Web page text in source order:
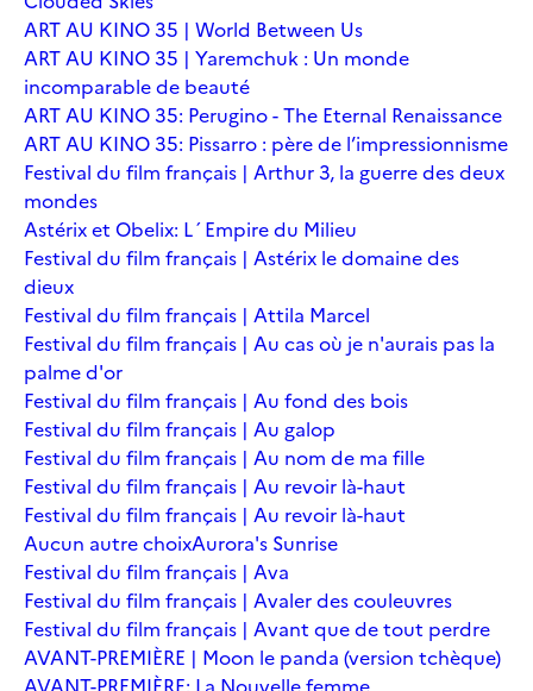
ART AU KINO 35 | World Between Us
ART AU KINO 35 | Yaremchuk : Un monde
incomparable de beauté
ART AU KINO 35: Perugino - The Eternal Renaissance
ART AU KINO 35: Pissarro : père de l’impressionnisme
Festival du film français | Arthur 3, la guerre des deux
mondes
Astérix et Obelix: L´Empire du Milieu
Festival du film français | Astérix le domaine des
dieux
Festival du film français | Attila Marcel
Festival du film français | Au cas où je n'aurais pas la
palme d'or
Festival du film français | Au fond des bois
Festival du film français | Au galop
Festival du film français | Au nom de ma fille
Festival du film français | Au revoir là-haut
Festival du film français | Au revoir là-haut
Aucun autre choixAurora's Sunrise
Festival du film français | Ava
Festival du film français | Avaler des couleuvres
Festival du film français | Avant que de tout perdre
AVANT-PREMIÈRE | Moon le panda (version tchèque)